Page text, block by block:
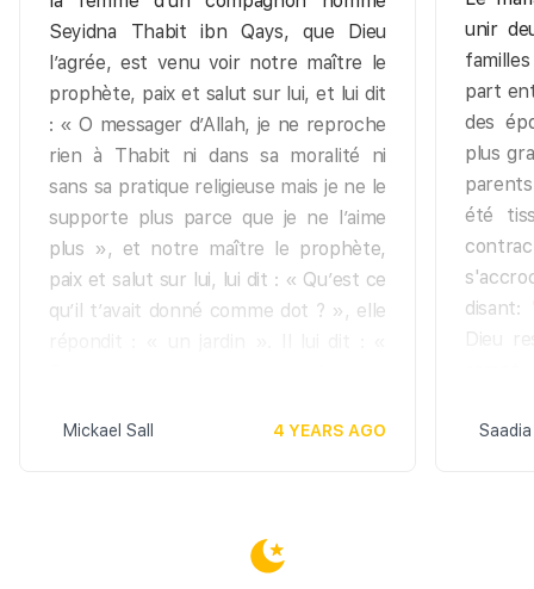
Seyidna Thabit ibn Qays, que Dieu
l’agrée, est venu voir notre maître le
prophète, paix et salut sur lui, et lui dit
: « O messager d’Allah, je ne reproche
rien à Thabit ni dans sa moralité ni
sans sa pratique religieuse mais je ne le
supporte plus parce que je ne l’aime
plus », et notre maître le prophète,
paix et salut sur lui, lui dit : « Qu’est ce
qu’il t’avait donné comme dot ? », elle
maître le prophète, paix et salut sur
femme ne peut être retenue otage
Mickael Sall 4 YEARS AGO
unir
part
des
plus
été
disant:
Dieu